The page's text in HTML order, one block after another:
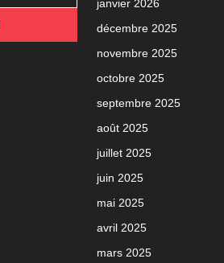
janvier 2026
décembre 2025
novembre 2025
octobre 2025
septembre 2025
août 2025
juillet 2025
juin 2025
mai 2025
avril 2025
mars 2025